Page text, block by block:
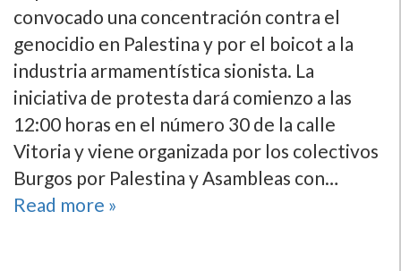
convocado una concentración contra el
genocidio en Palestina y por el boicot a la
industria armamentística sionista. La
iniciativa de protesta dará comienzo a las
12:00 horas en el número 30 de la calle
Vitoria y viene organizada por los colectivos
Burgos por Palestina y Asambleas con…
Read more »